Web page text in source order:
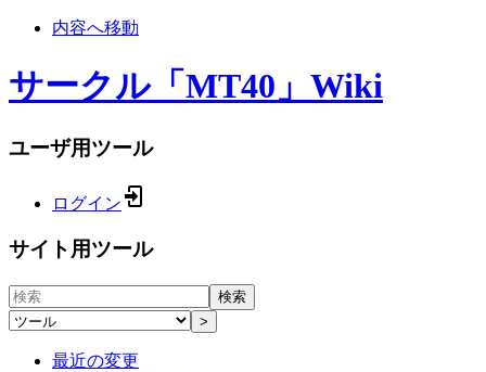
内容へ移動
サークル「MT40」Wiki
ユーザ用ツール
ログイン
サイト用ツール
検索
>
最近の変更